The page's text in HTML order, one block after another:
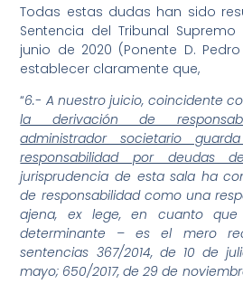
Todas estas dudas han sido
Sentencia del Tribunal Supremo
junio de 2020 (Ponente D.
establecer claramente que,
“6.- A nuestro juicio, coincidente
la derivación de
administrador societario
responsabilidad por deudas
jurisprudencia de esta sala ha
de responsabilidad como una
ajena, ex lege, en cuanto
determinante – es el mero
sentencias 367/2014, de 10 de
mayo; 650/2017, de 29 de